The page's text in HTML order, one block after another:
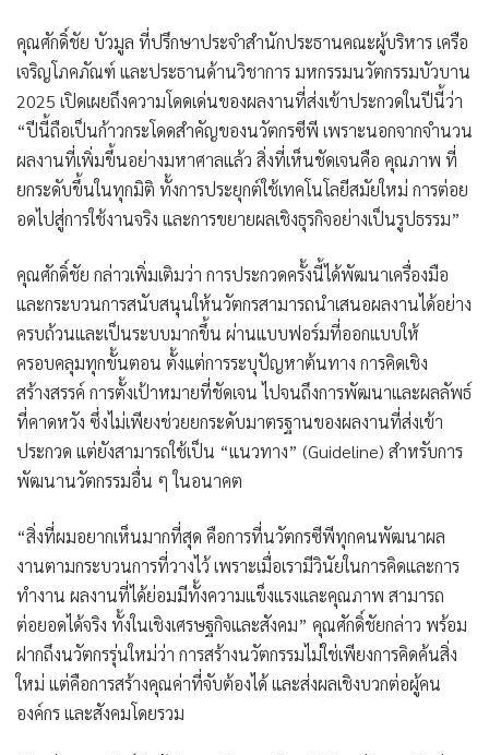
คุณศักดิ์ชัย บัวมูล ที่ปรึกษาประจำสำนักประธานคณะผู้บริหาร เครือ
เจริญโภคภัณฑ์ และประธานด้านวิชาการ มหกรรมนวัตกรรมบัวบาน
2025 เปิดเผยถึงความโดดเด่นของผลงานที่ส่งเข้าประกวดในปีนี้ว่า
“ปีนี้ถือเป็นก้าวกระโดดสำคัญของนวัตกรซีพี เพราะนอกจากจำนวน
ผลงานที่เพิ่มขึ้นอย่างมหาศาลแล้ว สิ่งที่เห็นชัดเจนคือ คุณภาพ ที่
ยกระดับขึ้นในทุกมิติ ทั้งการประยุกต์ใช้เทคโนโลยีสมัยใหม่ การต่อย
อดไปสู่การใช้งานจริง และการขยายผลเชิงธุรกิจอย่างเป็นรูปธรรม”
คุณศักดิ์ชัย กล่าวเพิ่มเติมว่า การประกวดครั้งนี้ได้พัฒนาเครื่องมือ
และกระบวนการสนับสนุนให้นวัตกรสามารถนำเสนอผลงานได้อย่าง
ครบถ้วนและเป็นระบบมากขึ้น ผ่านแบบฟอร์มที่ออกแบบให้
ครอบคลุมทุกขั้นตอน ตั้งแต่การระบุปัญหาต้นทาง การคิดเชิง
สร้างสรรค์ การตั้งเป้าหมายที่ชัดเจน ไปจนถึงการพัฒนาและผลลัพธ์
ที่คาดหวัง ซึ่งไม่เพียงช่วยยกระดับมาตรฐานของผลงานที่ส่งเข้า
ประกวด แต่ยังสามารถใช้เป็น “แนวทาง” (Guideline) สำหรับการ
พัฒนานวัตกรรมอื่น ๆ ในอนาคต
“สิ่งที่ผมอยากเห็นมากที่สุด คือการที่นวัตกรซีพีทุกคนพัฒนาผล
งานตามกระบวนการที่วางไว้ เพราะเมื่อเรามีวินัยในการคิดและการ
ทำงาน ผลงานที่ได้ย่อมมีทั้งความแข็งแรงและคุณภาพ สามารถ
ต่อยอดได้จริง ทั้งในเชิงเศรษฐกิจและสังคม” คุณศักดิ์ชัยกล่าว พร้อม
ฝากถึงนวัตกรรุ่นใหม่ว่า การสร้างนวัตกรรมไม่ใช่เพียงการคิดค้นสิ่ง
ใหม่ แต่คือการสร้างคุณค่าที่จับต้องได้ และส่งผลเชิงบวกต่อผู้คน
องค์กร และสังคมโดยรวม